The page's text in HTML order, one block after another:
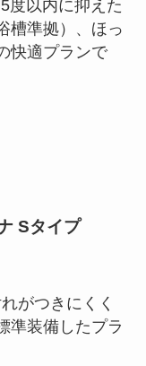
度以内に抑えた
槽準拠）、ほっ
快適プランで
Sタイプ
がつきにくく
準装備したプラ